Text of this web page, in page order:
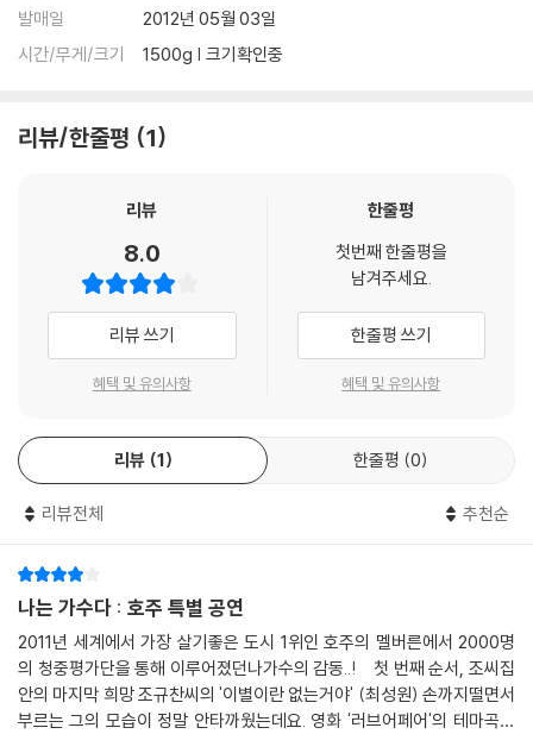
을 앓았음에도 불구하고 웃음을 잃지 않으며 단 한 번의 공연을 위해서 최
선을 다하는 모습 속에서 "명예 졸업자"가 그냥 되는 게 아니라는 걸 실감
"김범수~ 겟올라잇 !!"
그가 부른 곡은 "슬픔 속에 그댈 지워야만 해"(이지영 작사 / 신재홍 작곡 /
이승환 편곡). 1991년 가수 이현우씨가 부른 곡이며 이후 MBC드라마 "네
멋대로 해라"(OST)에서 리메이크되기도 하였다. 사랑하기 때문에 떠난
다는 가사가 인상적인 곡이다. 가수 이소라는 진정으로 가사 속의 일들이
자신이 겪은 일인 것처럼 곡에 대한 감정을 최대한 살리고 그 느낌을 대중
들에게 전달하는 가수이다. 다른 가수와는 달리 모든 세션을 배제하고 단
을 들을 때면 고요함 속에 폭발적인 감정이 느껴진다. 미소로는 웃고 있지
는 매력이다.
돌아온 R&B 황제, 가수 김조한.. "나가수"를 떠난 지 얼마 안돼서일까? 아
에서 부른 곡은 "나는 문제없어"(황규영 작사 / 김성호 작곡 / 김진훈 편
곡). 왠지 본인의 심정을 표현하고자 선곡한 곡이었을까? 이번 호주에서의
마지막 무대 마지막 곡으로 대중들과 신나게 놀아보고자 자신을 음악 속에
던진 느낌이다. 본연의 끼와 재능을 마음껏 선보이며 대중들의 환호를 이
끌었다. 그에게 "나는가수다"는 2막의 시작이다. 그는 그 시작을 대중 앞에
서 노래한 것이다.
발매일
2012년 05월 03일
시간/무게/크기
1500g | 크기확인중
리뷰/한줄평 1
리뷰
8.0
리뷰 쓰기
혜택 및 유의사항
한줄평
첫번째 한줄평을
남겨주세요.
한줄평 쓰기
혜택 및 유의사항
리뷰 1 한줄평 0
리뷰전체 추천순
나는 가수다 : 호주 특별 공연
2011년 세계에서 가장 살기좋은 도시 1위인 호주의 멜버른에서 2000명
의 청중평가단을 통해 이루어졌던나가수의 감동..! 첫 번째 순서, 조씨집
안의 마지막 희망 조규찬씨의 '이별이란 없는거야' (최성원) 손까지떨면서
부르는 그의 모습이 정말 안타까웠는데요. 영화 '러브어페어'의 테마곡을